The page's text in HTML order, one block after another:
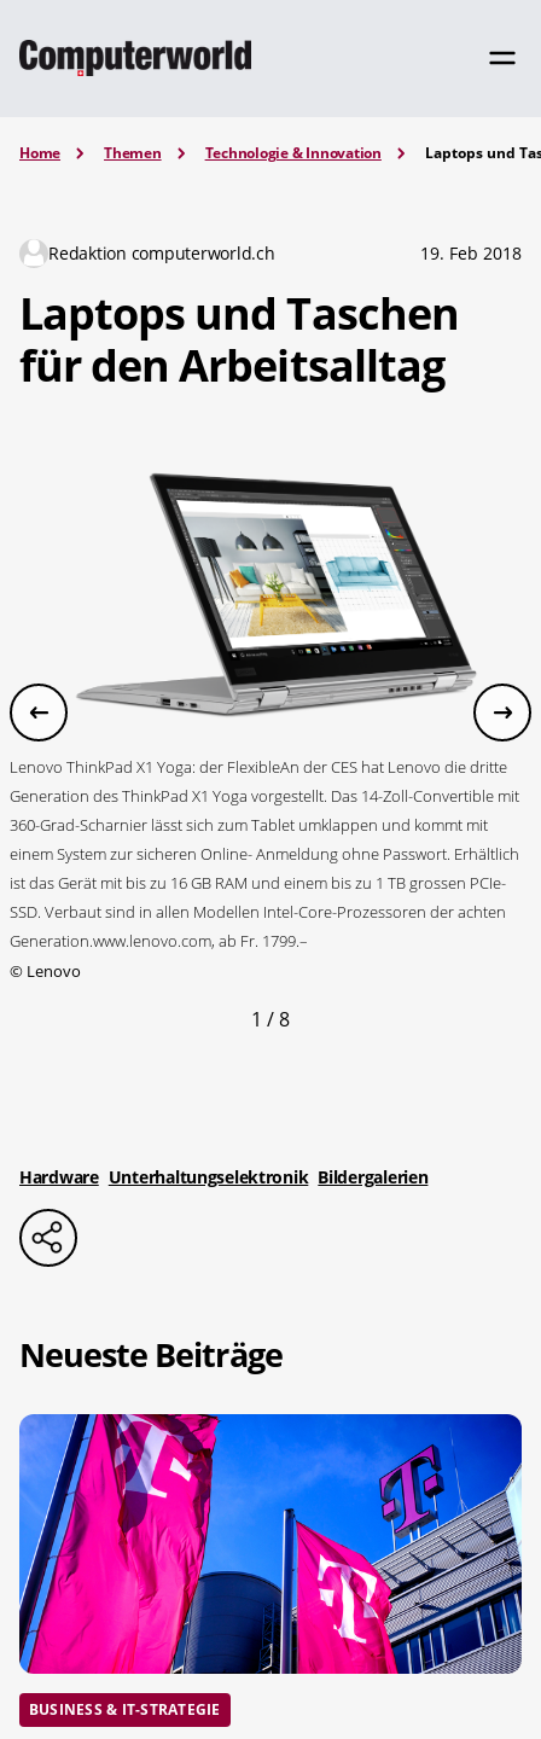
Home Themen Technologie & Innovation Laptops und
Redaktion computerworld.ch 19. Feb 2018
Laptops und Taschen
für den Arbeitsalltag
Lenovo ThinkPad X1 Yoga: der FlexibleAn der CES hat Lenovo die dritte
Generation des ThinkPad X1 Yoga vorgestellt. Das 14-Zoll-Convertible mit
360-Grad-Scharnier lässt sich zum Tablet umklappen und kommt mit
einem System zur sicheren Online- Anmeldung ohne Passwort. Erhältlich
ist das Gerät mit bis zu 16 GB RAM und einem bis zu 1 TB grossen PCIe-
SSD. Verbaut sind in allen Modellen Intel-Core-Prozessoren der achten
Generation.www.lenovo.com, ab Fr. 1799.–
© Lenovo
1 / 8
Hardware Unterhaltungselektronik Bildergalerien
Neueste Beiträge
BUSINESS & IT-STRATEGIE